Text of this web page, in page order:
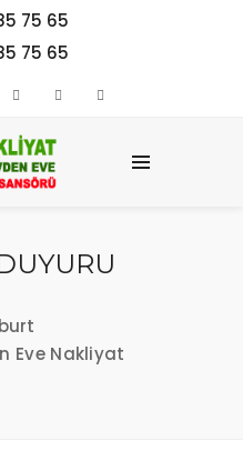
75 65
75 65
Eve Nakliyat